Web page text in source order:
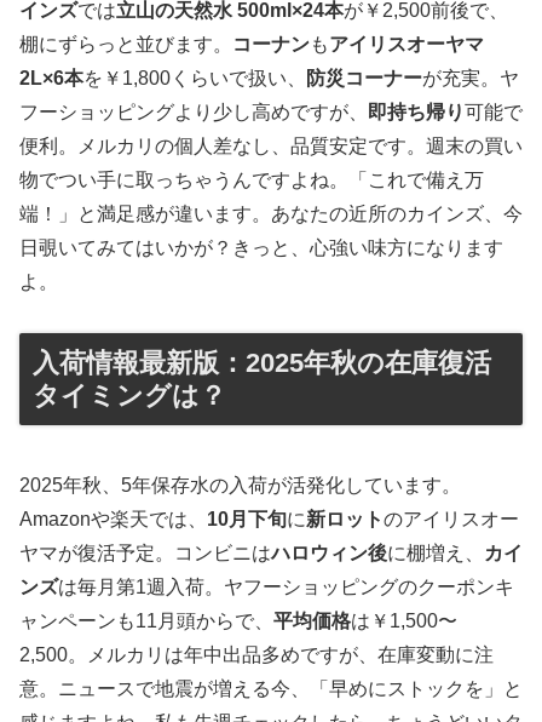
インズでは立山の天然水 500ml×24本が￥2,500前後で、
棚にずらっと並びます。
コーナンもアイリスオーヤマ
2L×6本を￥1,800くらいで扱い、 防災コーナーが充実。ヤ
フーショッピングより少し高めですが、
即持ち帰り可能で
便利。メルカリの個人差なし、品質安定です。週末の買い
物でつい手に取っちゃうんですよね。「これで備え万
端！」と満足感が違います。あなたの近所のカインズ、今
日覗いてみてはいかが？きっと、心強い味方になります
よ。
入荷情報最新版：2025年秋の在庫復活
タイミングは？
2025年秋、5年保存水の入荷が活発化しています。
Amazonや楽天では、 10月下旬に新ロットのアイリスオー
ヤマが復活予定。コンビニはハロウィン後に棚増え、
カイ
ンズは毎月第1週入荷。ヤフーショッピングのクーポンキ
ャンペーンも11月頭からで、 平均価格は￥1,500〜
2,500。メルカリは年中出品多めですが、在庫変動に注
意。ニュースで地震が増える今、「早めにストックを」と